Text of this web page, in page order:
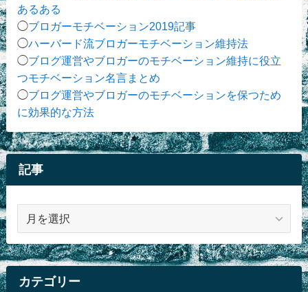
あるある
◯ブロガーモチベーション2019記事
◯ハーバード流ブロガーモチベーション維持法
◯ブログ運営やブロガーのモチベーション維持に役立
つモチベーション名言まとめ
◯ブログ運営やブロガーのモチベーションを保つため
に効果的な方法
記事
カテゴリー